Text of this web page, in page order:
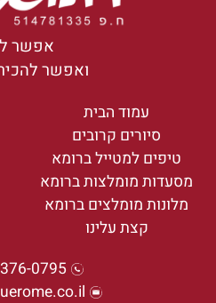
אפשר
ואפשר להכיר
עמוד הבית
סיורים קרובים
טיפים למטייל ברומא
מסעדות מומלצות ברומא
מלונות מומלצים ברומא
קצת עלינו
0795+